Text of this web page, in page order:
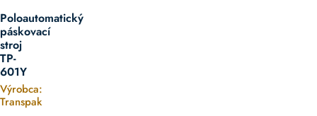
Poloautomatický
páskovací
stroj
TP-
601Y
Výrobca:
Transpak